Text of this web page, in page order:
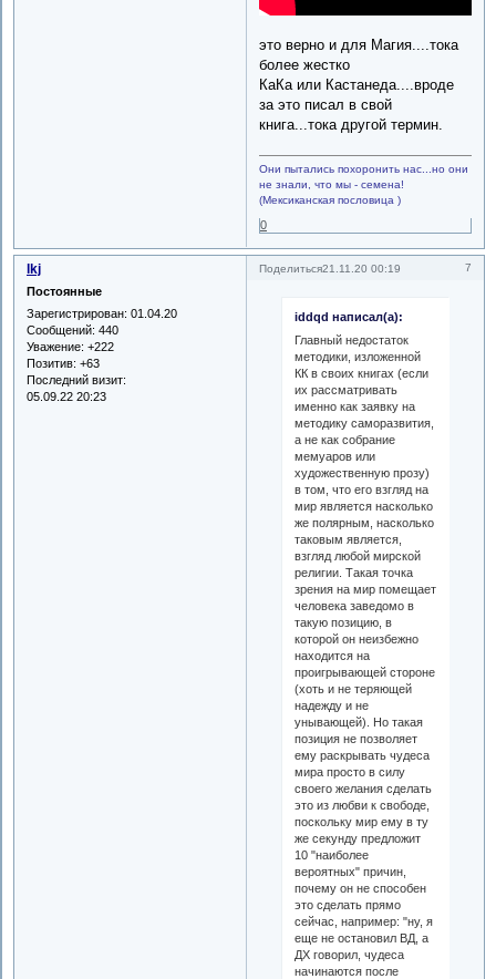
это верно и для Магия....тока
более жестко
КаКа или Кастанеда....вроде
за это писал в свой
книга...тока другой термин.
Они пытались похоронить нас...но они
не знали, что мы - семена!
(Мексиканская пословица )
0
Поделиться 7
21.11.20 00:19
lkj
Постоянные
Зарегистрирован: 01.04.20
Сообщений: 440
Уважение: +222
Позитив: +63
Последний визит:
05.09.22 20:23
iddqd написал(а):
Главный недостаток
методики, изложенной
КК в своих книгах (если
их рассматривать
именно как заявку на
методику саморазвития,
а не как собрание
мемуаров или
художественную прозу)
в том, что его взгляд на
мир является насколько
же полярным, насколько
таковым является,
взгляд любой мирской
религии. Такая точка
зрения на мир помещает
человека заведомо в
такую позицию, в
которой он неизбежно
находится на
проигрывающей стороне
(хоть и не теряющей
надежду и не
унывающей). Но такая
позиция не позволяет
ему раскрывать чудеса
мира просто в силу
своего желания сделать
это из любви к свободе,
поскольку мир ему в ту
же секунду предложит
10 "наиболее
вероятных" причин,
почему он не способен
это сделать прямо
сейчас, например: "ну, я
еще не остановил ВД, а
ДХ говорил, чудеса
начинаются после